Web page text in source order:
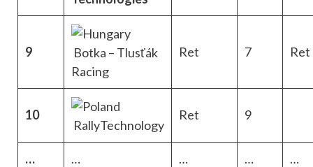
9
Botka – Tlusťák
Racing
Ret 7 Ret
10
RallyTechnology
Ret 9
… … … … …